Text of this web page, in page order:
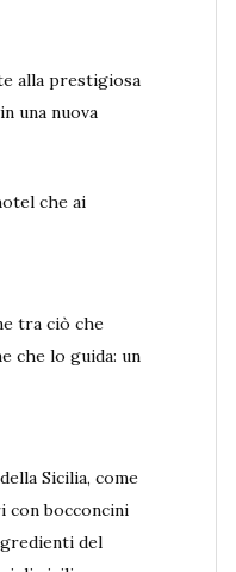
alla prestigiosa
una nuova
che ai
tra ciò che
che lo guida: un
Sicilia, come
con bocconcini
del